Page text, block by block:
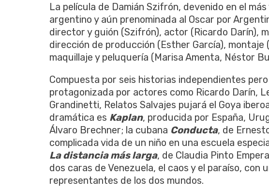
La película de Damián Szifrón, devenido en el
argentino y aún prenominada al Oscar por
director y guión (Szifrón), actor (Ricardo Darín),
dirección de producción (Esther García), montaje
maquillaje y peluquería (Marisa Amenta, Néstor
Compuesta por seis historias independientes
protagonizada por actores como Ricardo Darín,
Grandinetti, Relatos Salvajes pujará el Goya
dramática es Kaplan, producida por España,
Álvaro Brechner; la cubana Conducta, de
complicada vida de un niño en una escuela
La distancia más larga, de Claudia Pinto
dos caras de Venezuela, el caos y el paraíso, con
representantes de los dos mundos.